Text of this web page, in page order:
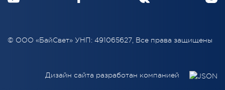
© ООО «БайСвет» УНП: 491065627, Все права защищены
Дизайн сайта разработан компанией